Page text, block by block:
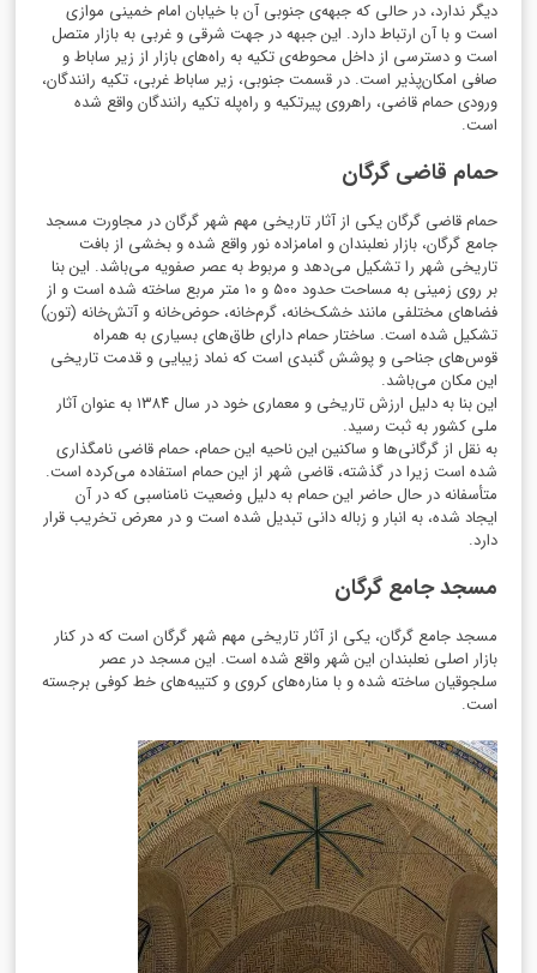
دیگر ندارد، در حالی که جبهه‌ی جنوبی آن با خیابان امام خمینی موازی
است و با آن ارتباط دارد. این جبهه در جهت شرقی و غربی به بازار متصل
است و دسترسی از داخل محوطه‌ی تکیه به راه‌های بازار از زیر ساباط و
صافی امکان‌پذیر است. در قسمت جنوبی، زیر ساباط غربی، تکیه رانندگان،
ورودی حمام قاضی، راهروی پیرتکیه و راه‌پله تکیه رانندگان واقع شده
است.
حمام قاضی گرگان
حمام قاضی گرگان یکی از آثار تاریخی مهم شهر گرگان در مجاورت مسجد
جامع گرگان، بازار نعلبندان و امامزاده نور واقع شده و بخشی از بافت
تاریخی شهر را تشکیل می‌دهد و مربوط به عصر صفویه می‌باشد. این بنا
بر روی زمینی به مساحت حدود ۵۰۰ و ۱۰ متر مربع ساخته شده است و از
فضاهای مختلفی مانند خشک‌خانه، گرم‌خانه، حوض‌خانه و آتش‌خانه (تون)
تشکیل شده است. ساختار حمام دارای طاق‌های بسیاری به همراه
قوس‌های جناحی و پوشش گنبدی است که نماد زیبایی و قدمت تاریخی
این مکان می‌باشد.
این بنا به دلیل ارزش تاریخی و معماری خود در سال۱۳۸۴ به عنوان آثار
ملی کشور به ثبت رسید.
به نقل از گرگانی‌ها و ساکنین این ناحیه این حمام، حمام قاضی نامگذاری
شده است زیرا در گذشته، قاضی شهر از این حمام استفاده می‌کرده است.
متأسفانه در حال حاضر این حمام به دلیل وضعیت نامناسبی که در آن
ایجاد شده، به انبار و زباله دانی تبدیل شده است و در معرض تخریب قرار
دارد.
مسجد جامع گرگان
مسجد جامع گرگان، یکی از آثار تاریخی مهم شهر گرگان است که در کنار
بازار اصلی نعلبندان این شهر واقع شده است. این مسجد در عصر
سلجوقیان ساخته شده و با مناره‌های کروی و کتیبه‌های خط کوفی برجسته
است.